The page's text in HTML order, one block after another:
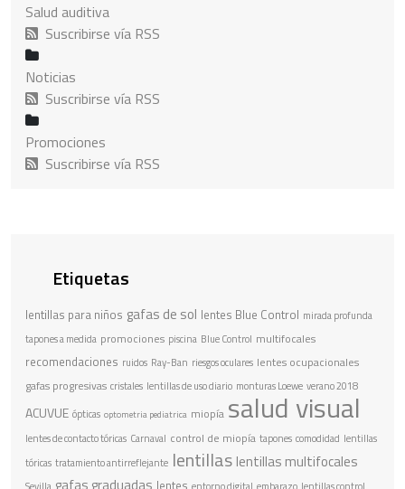
Salud auditiva
Suscribirse vía RSS
Noticias
Suscribirse vía RSS
Promociones
Suscribirse vía RSS
Etiquetas
lentillas para niños gafas de sol lentes Blue Control mirada profunda
tapones a medida promociones piscina Blue Control multifocales
recomendaciones ruidos Ray-Ban riesgos oculares lentes ocupacionales
gafas progresivas cristales lentillas de uso diario monturas Loewe verano 2018
ACUVUE ópticas optometria pediatrica miopía salud visual
lentes de contacto tóricas Carnaval control de miopía tapones comodidad lentillas
tóricas tratamiento antirreflejante lentillas lentillas multifocales
lentes